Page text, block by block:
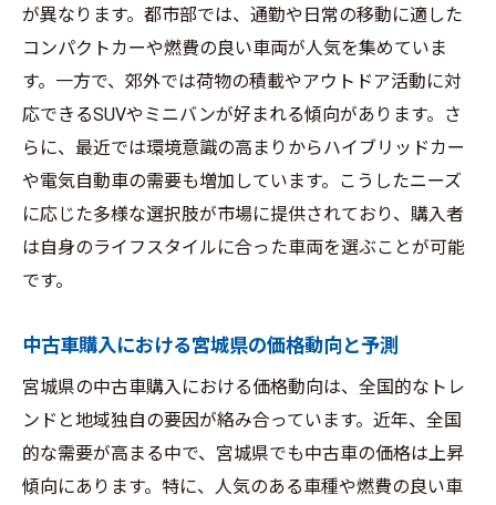
が異なります。都市部では、通勤や日常の移動に適した
コンパクトカーや燃費の良い車両が人気を集めていま
す。一方で、郊外では荷物の積載やアウトドア活動に対
応できるSUVやミニバンが好まれる傾向があります。さ
らに、最近では環境意識の高まりからハイブリッドカー
や電気自動車の需要も増加しています。こうしたニーズ
に応じた多様な選択肢が市場に提供されており、購入者
は自身のライフスタイルに合った車両を選ぶことが可能
です。
中古車購入における宮城県の価格動向と予測
宮城県の中古車購入における価格動向は、全国的なトレ
ンドと地域独自の要因が絡み合っています。近年、全国
的な需要が高まる中で、宮城県でも中古車の価格は上昇
傾向にあります。特に、人気のある車種や燃費の良い車